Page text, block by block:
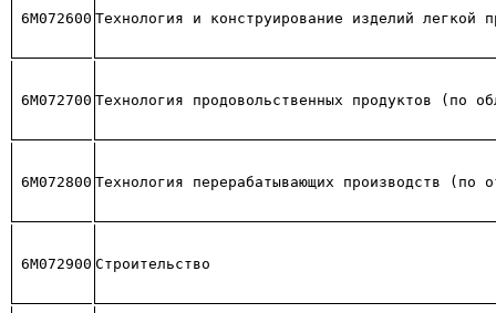
6М072600 Технология и конструирование изделий легкой
6М072700 Технология продовольственных продуктов (по
6М072800 Технология перерабатывающих производств (по
6М072900 Строительство